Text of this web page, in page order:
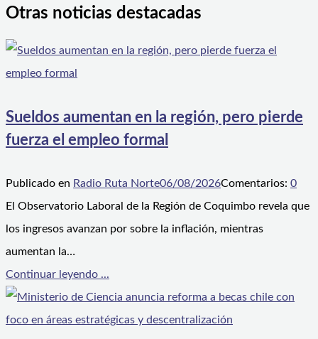
Otras noticias destacadas
Sueldos aumentan en la región, pero pierde
fuerza el empleo formal
Publicado en Radio Ruta Norte06/08/2026Comentarios: 0
El Observatorio Laboral de la Región de Coquimbo revela que
los ingresos avanzan por sobre la inflación, mientras
aumentan la…
Continuar leyendo ...